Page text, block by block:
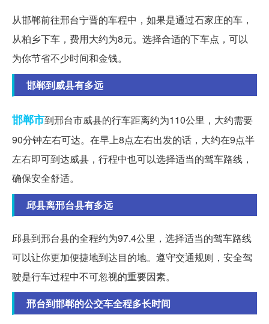
从邯郸前往邢台宁晋的车程中，如果是通过石家庄的车，
从柏乡下车，费用大约为8元。选择合适的下车点，可以
为你节省不少时间和金钱。
邯郸到威县有多远
邯郸市到邢台市威县的行车距离约为110公里，大约需要
90分钟左右可达。在早上8点左右出发的话，大约在9点半
左右即可到达威县，行程中也可以选择适当的驾车路线，
确保安全舒适。
邱县离邢台县有多远
邱县到邢台县的全程约为97.4公里，选择适当的驾车路线
可以让你更加便捷地到达目的地。遵守交通规则，安全驾
驶是行车过程中不可忽视的重要因素。
邢台到邯郸的公交车全程多长时间